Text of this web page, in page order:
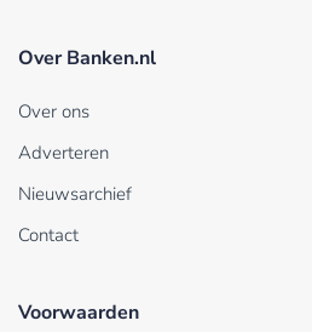
Over Banken.nl
Over ons
Adverteren
Nieuwsarchief
Contact
Voorwaarden